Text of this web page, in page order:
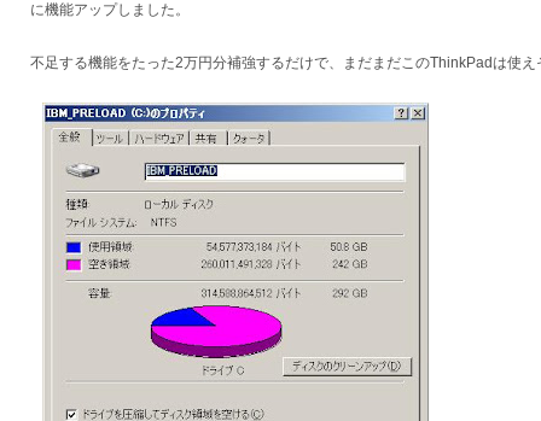
に機能アップしました。
不足する機能をたった2万円分補強するだけで、まだまだこのThinkPadは使え